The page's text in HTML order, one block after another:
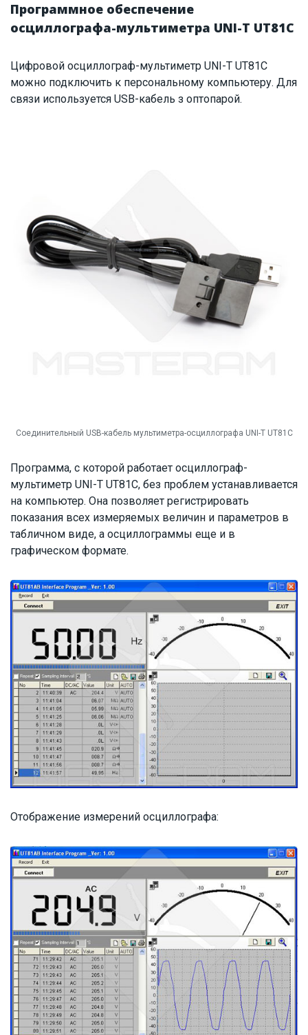
Программное обеспечение
осциллографа-мультиметра UNI-T UT81C
Цифровой осциллограф-мультиметр UNI-T UT81С
можно подключить к персональному компьютеру. Для
связи используется USB-кабель з оптопарой.
Соединительный USB-кабель мультиметра-осциллографа UNI-T UT81C
Программа, с которой работает осциллограф-
мультиметр UNI-T UT81С, без проблем устанавливается
на компьютер. Она позволяет регистрировать
показания всех измеряемых величин и параметров в
табличном виде, а осциллограммы еще и в
графическом формате.
Отображение измерений осциллографа: